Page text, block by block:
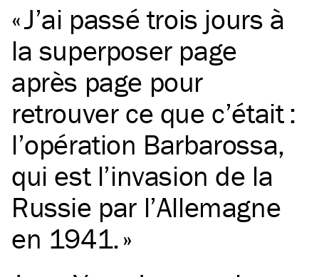
J’ai passé trois jours à
la superposer page
après page pour
retrouver ce que c’était :
l’opération Barbarossa,
qui est l’invasion de la
Russie par l’Allemagne
en 1941.